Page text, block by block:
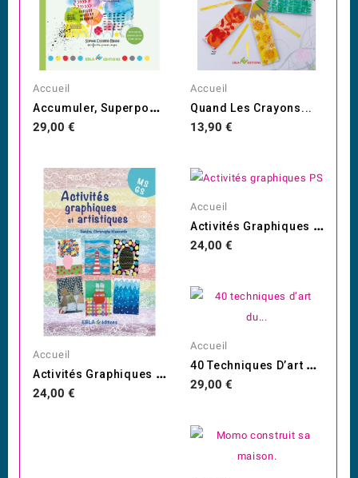
Accueil
A
Ccumuler, Superposer, Créer
Prix
29,00 €
Accueil
Quand Les Crayons...
Prix
13,90 €
Accueil
A
Ctivités Graphiques Et...
Prix
24,00 €
Accueil
A
Ctivités Graphiques PS
Prix
24,00 €
Accueil
4
0 Techniques D’art Du...
Prix
29,00 €